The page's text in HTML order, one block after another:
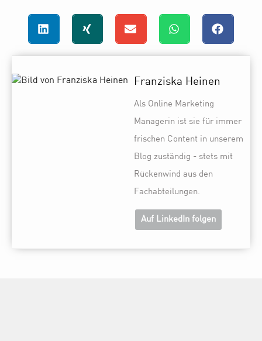
Franziska Heinen
Als Online Marketing
Managerin ist sie für immer
frischen Content in unserem
Blog zuständig - stets mit
Rückenwind aus den
Fachabteilungen.
Auf LinkedIn folgen